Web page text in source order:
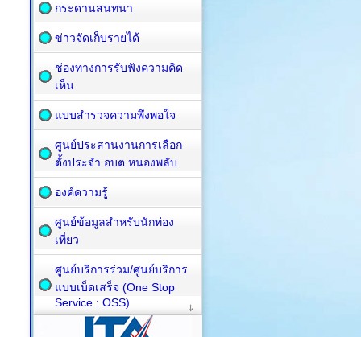
กระดานสนทนา
ข่าวจัดเก็บรายได้
ช่องทางการรับฟังความคิด
เห็น
แบบสำรวจความพึงพอใจ
ศูนย์ประสานงานการเลือก
ตั้งประจำ อบต.หนองพลับ
องค์ความรู้
ศูนย์ข้อมูลสำหรับนักท่อง
เที่ยว
ศูนย์บริการร่วม/ศูนย์บริการ
แบบเบ็ดเสร็จ (One Stop
Service : OSS)